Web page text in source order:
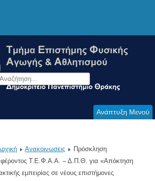
Ανάπτυξη Μενού
Ανακοινωσεις
Πρόσκληση
Τ.Ε.Φ.Α.Α. – Δ.Π.Θ. για «Απόκτηση
εμπειρίας σε νέους επιστήμονες